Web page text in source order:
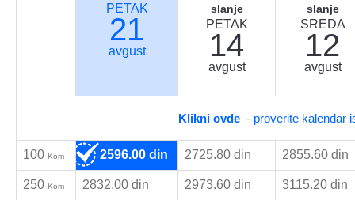
PETAK
21
avgust
slanje
PETAK
14
avgust
slanje
SREDA
12
avgust
Klikni ovde - proverite kalendar
100 Kom 2596.00 din 2725.80 din 2855.60 din
250 Kom 2832.00 din 2973.60 din 3115.20 din